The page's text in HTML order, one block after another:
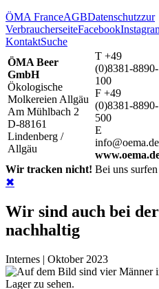
ÖMA FranceAGBDatenschutzzur
VerbraucherseiteFacebook
KontaktSuche
ÖMA Beer
GmbH
Ökologische
Molkereien Allgäu
Am Mühlbach 2
D-88161
Lindenberg /
Allgäu
T +49
(0)8381-8890-
100
F +49
(0)8381-8890-
500
E
info@oema.de
Wir tracken nicht! Bei uns
✖
Wir sind auch bei
nachhaltig
Internes | Oktober 2023